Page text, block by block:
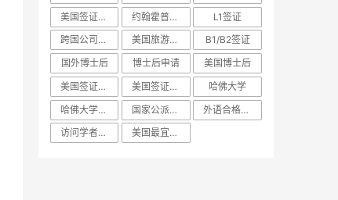
美国签证面签
约翰霍普金斯大学
L1签证
跨国公司高管
美国旅游签证
B1/B2签证
国外博士后
博士后申请
美国博士后
美国签证面试
美国签证面谈
哈佛大学
哈佛大学访问学者哈佛大学博士后
国家公派出国留学
外语合格条件
访问学者面试
美国最宜居城市